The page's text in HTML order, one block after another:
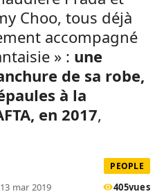
Choo, tous déjà
accompagné
» : une
de sa robe,
à la
en 2017,
PEOPLE
mar 2019 405vues